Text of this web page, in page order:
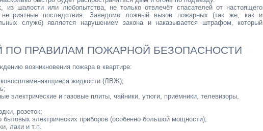
шалости или любопытства, не только отвлечёт спасателей от настоящего
последствия. Заведомо ложный вызов пожарных (так же, как и
служб) является нарушением закона и наказывается штрафом, который
ПО ПРАВИЛАМ ПОЖАРНОЙ БЕЗОПАСНОСТИ
возникновения пожара в квартире:
жидкости (ЛВЖ);
электрические и газовые плиты, чайники, утюги, приёмники, телевизоры,
розеток;
бытовых электрических приборов (особенно большой мощности);
лаки и т.п.